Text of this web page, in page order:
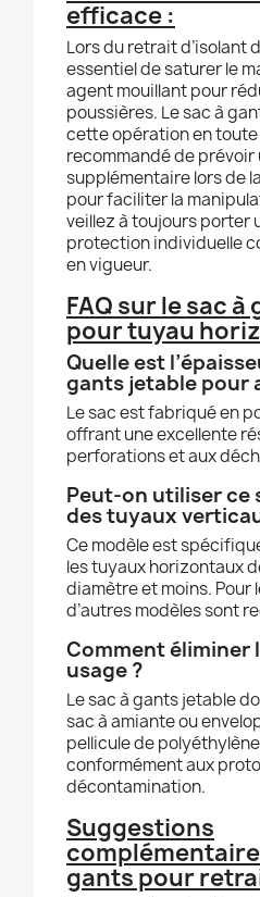
efficace :
Lors du retrait d’isolant
essentiel de saturer le
agent mouillant pour
poussières. Le sac à
cette opération en
recommandé de prévoir
supplémentaire lors de
pour faciliter la
veillez à toujours porter
protection individuelle
en vigueur.
FAQ sur le sac
pour tuyau
Quelle est
gants jetable pour
Le sac est fabriqué en
offrant une excellente
perforations et aux
Peut-on utiliser ce
des tuyaux
Ce modèle est
les tuyaux horizontaux
diamètre et moins. Pour
d’autres modèles sont
Comment éliminer
usage ?
Le sac à gants jetable
sac à amiante ou
pellicule de
conformément aux
décontamination.
Suggestions
gants pour